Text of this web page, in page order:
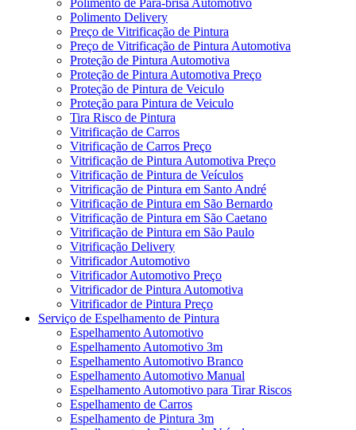
Polimento Delivery
Preço de Vitrificação de Pintura
Preço de Vitrificação de Pintura Automotiva
Proteção de Pintura Automotiva
Proteção de Pintura Automotiva Preço
Proteção de Pintura de Veiculo
Proteção para Pintura de Veiculo
Tira Risco de Pintura
Vitrificação de Carros
Vitrificação de Carros Preço
Vitrificação de Pintura Automotiva Preço
Vitrificação de Pintura de Veículos
Vitrificação de Pintura em Santo André
Vitrificação de Pintura em São Bernardo
Vitrificação de Pintura em São Caetano
Vitrificação de Pintura em São Paulo
Vitrificação Delivery
Vitrificador Automotivo
Vitrificador Automotivo Preço
Vitrificador de Pintura Automotiva
Vitrificador de Pintura Preço
Serviço de Espelhamento de Pintura
Espelhamento Automotivo
Espelhamento Automotivo 3m
Espelhamento Automotivo Branco
Espelhamento Automotivo Manual
Espelhamento Automotivo para Tirar Riscos
Espelhamento de Carros
Espelhamento de Pintura 3m